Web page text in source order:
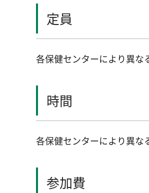
定員
各保健センターにより異な
時間
各保健センターにより異な
参加費